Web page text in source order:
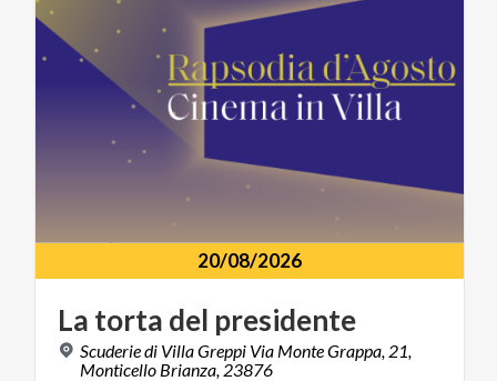
20/08/2026
La torta del presidente
Scuderie di Villa Greppi Via Monte Grappa, 21,
Monticello Brianza, 23876